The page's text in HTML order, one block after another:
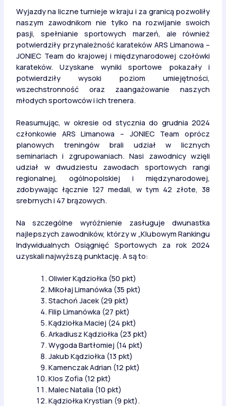
Wyjazdy na liczne turnieje w kraju i za granicą pozwoliły
naszym zawodnikom nie tylko na rozwijanie swoich
pasji, spełnianie sportowych marzeń, ale również
potwierdziły przynależność karateków ARS Limanowa –
JONIEC Team do krajowej i międzynarodowej czołówki
karateków. Uzyskane wyniki sportowe pokazały i
potwierdziły wysoki poziom umiejętności,
wszechstronność oraz zaangażowanie naszych
młodych sportowców i ich trenera.
Reasumując, w okresie od stycznia do grudnia 2024
członkowie ARS Limanowa – JONIEC Team oprócz
planowych treningów brali udział w licznych
seminariach i zgrupowaniach. Nasi zawodnicy wzięli
udział w dwudziestu zawodach sportowych rangi
regionalnej, ogólnopolskiej i międzynarodowej,
zdobywając łącznie 127 medali, w tym 42 złote, 38
srebrnych i 47 brązowych.
Na szczególne wyróżnienie zasługuje dwunastka
najlepszych zawodników, którzy w „Klubowym Rankingu
Indywidualnych Osiągnięć Sportowych za rok 2024
uzyskali najwyższą punktację. A są to:
Oliwier Kądziołka (50 pkt)
Mikołaj Limanówka (35 pkt)
Stachoń Jacek (29 pkt)
Filip Limanówka (27 pkt)
Kądziołka Maciej (24 pkt)
Arkadiusz Kądziołka (23 pkt)
Wygoda Bartłomiej (14 pkt)
Jakub Kądziołka (13 pkt)
Kamenczak Adrian (12 pkt)
Klos Zofia (12 pkt)
Malec Natalia (10 pkt)
Kądziołka Krystian (9 pkt).